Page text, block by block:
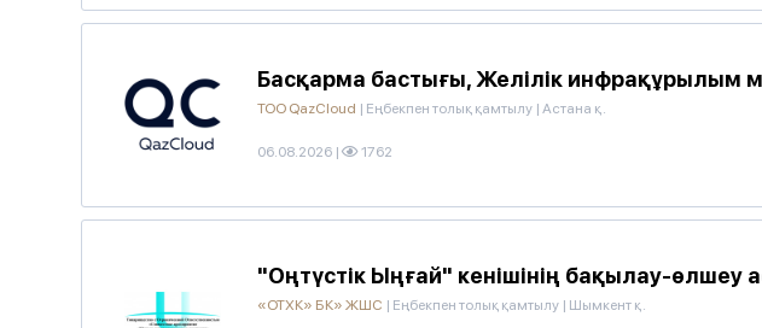
Басқарма бастығы, Желілік инфрақұрылым
ТОО QazCloud | Еңбекпен толық қамтылу | Астана қ.
06.08.2026 | 1762
"Оңтүстік Ыңғай" кенішінің бақылау-өлшеу
«ОТХК» БК» ЖШС | Еңбекпен толық қамтылу | Шымкент қ.